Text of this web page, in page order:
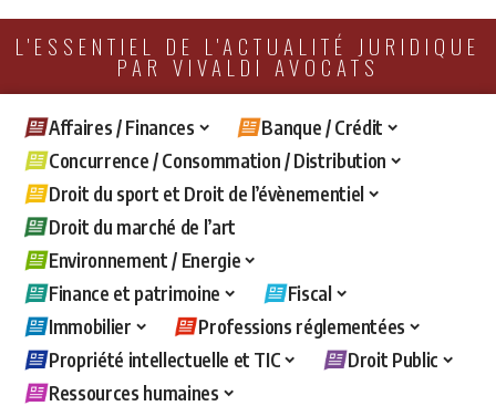
L'ESSENTIEL DE L'ACTUALITÉ JURIDIQUE
PAR VIVALDI AVOCATS
Affaires / Finances
Banque / Crédit
Concurrence / Consommation / Distribution
Droit du sport et Droit de l’évènementiel
Droit du marché de l’art
Environnement / Energie
Finance et patrimoine
Fiscal
Immobilier
Professions réglementées
Propriété intellectuelle et TIC
Droit Public
Ressources humaines